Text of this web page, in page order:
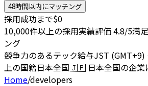
48時間以内にマッチング
採用成功まで$0
10,000件以上の採用実績評価 4.8/5満
ング
競争力のあるテック給与JST (GMT+9)
上の国籍日本全国🇯🇵 日本全国の企
Home/developers